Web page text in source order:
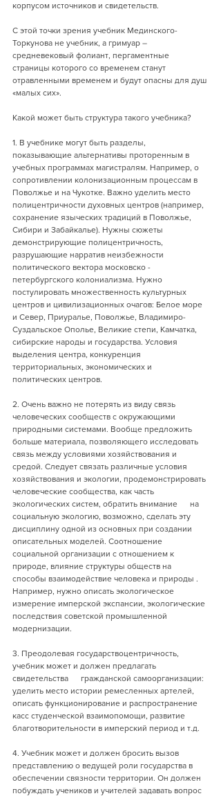
корпусом источников и свидетельств.
С этой точки зрения учебник Мединского-
Торкунова не учебник, а гримуар –
средневековый фолиант, пергаментные
страницы которого со временем станут
отравленными временем и будут опасны для душ
«малых сих».
Какой может быть структура такого учебника?
1. В учебнике могут быть разделы,
показывающие альтернативы проторенным в
учебных программах магистралям. Например, о
сопротивлении колонизационным процессам в
Поволжье и на Чукотке. Важно уделить место
полицентричности духовных центров (например,
сохранение языческих традиций в Поволжье,
Сибири и Забайкалье). Нужны сюжеты
демонстрирующие полицентричность,
разрушающие нарратив неизбежности
политического вектора московско -
петербургского колониализма. Нужно
постулировать множественность культурных
центров и цивилизационных очагов: Белое море
и Север, Приуралье, Поволжье, Владимиро-
Суздальское Ополье, Великие степи, Камчатка,
сибирские народы и государства. Условия
выделения центра, конкуренция
территориальных, экономических и
политических центров.
2. Очень важно не потерять из виду связь
человеческих сообществ с окружающими
природными системами. Вообще предложить
больше материала, позволяющего исследовать
связь между условиями хозяйствования и
средой. Следует связать различные условия
хозяйствования и экологии, продемонстрировать
человеческие сообщества, как часть
экологических систем, обратить внимание      на
социальную экологию, возможно, сделать эту
дисциплину одной из основных при создании
описательных моделей. Соотношение
социальной организации с отношением к
природе, влияние структуры обществ на
способы взаимодействие человека и природы .
Например, нужно описать экологическое
измерение имперской экспансии, экологические
последствия советской промышленной
модернизации.
3. Преодолевая государствоцентричность,
учебник может и должен предлагать
свидетельства      гражданской самоорганизации:
уделить место истории ремесленных артелей,
описать функционирование и распространение
касс студенческой взаимопомощи, развитие
благотворительности в имперский период и т.д.
4. Учебник может и должен бросить вызов
представлению о ведущей роли государства в
обеспечении связности территории. Он должен
побуждать учеников и учителей задавать вопрос